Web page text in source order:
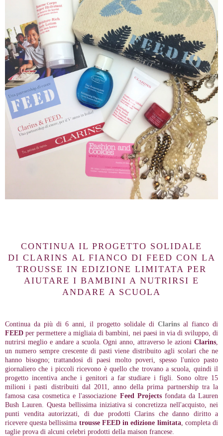
CONTINUA IL PROGETTO SOLIDALE
DI CLARINS AL FIANCO DI FEED CON LA
TROUSSE IN EDIZIONE LIMITATA PER
AIUTARE I BAMBINI A NUTRIRSI E
ANDARE A SCUOLA
Continua da più di 6 anni, il progetto solidale di Clarins al fianco di
FEEDper permettere a migliaia di bambini, nei paesi in via di sviluppo, di
nutrirsi meglio e andare a scuola. Ogni anno, attraverso le azioni Clarins
un numero sempre crescente di pasti viene distribuito agli scolari che ne
hanno bisogno; trattandosi di paesi molto poveri, spesso l'unico pasto
giornaliero che i piccoli ricevono è quello che trovano a scuola, quindi il
progetto incentiva anche i genitori a far studiare i figli. Sono oltre 15
milioni i pasti distribuiti dal 2011, anno della prima partnership tra la
famosa casa cosmetica e l'associazione Feed Projects fondata da Lauren
Bush Lauren. Questa bellissima iniziativa si concretizza nell'acquisto, nei
punti vendita autorizzati, di due prodotti Clarins che danno diritto a
ricevere questa bellissima trousse FEED in edizione limitata, completa di
taglie prova di alcuni celebri prodotti della maison francese.